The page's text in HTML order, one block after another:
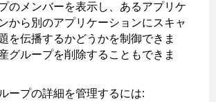
のメンバーを表示し、あるアプリケ
から別のアプリケーションにスキャ
を伝播するかどうかを制御できま
グループを削除することもできま
ープの詳細を管理するには: